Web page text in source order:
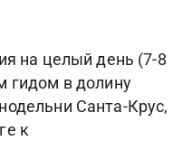
на целый день (7-8
гидом в долину
Санта-Крус,
к